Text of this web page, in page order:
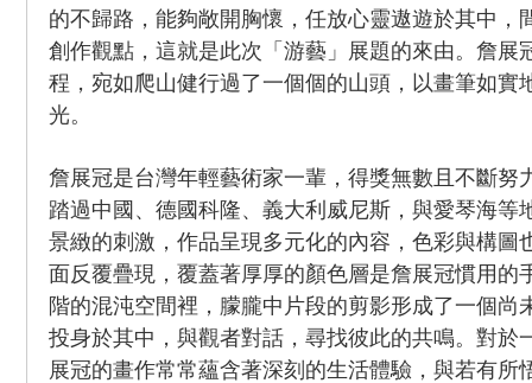
的不歸路，能夠敞開胸懷，任放心靈遨遊於其中，
創作觀點，這就是此次「游藝」展題的來由。詹展
程，宛如爬山健行過了一個個的山頭，以畫筆如實
光。
詹展冠是台灣年輕藝術家一輩，得獎無數且不斷努
踏過中國、德國科隆、義大利威尼斯，與愛琴海等
景緻的刺激，作品呈現多元化的內容，色彩與構圖
面反覆疊現，覆蓋著厚厚的顏色層是詹展冠慣用的
階的混沌空間裡，朦朧中片段的剪影形成了一個尚
投身於其中，與觀者對話，尋找彼此的共鳴。對於
展冠的畫作常常蘊含著深刻的生活體驗，與若有所